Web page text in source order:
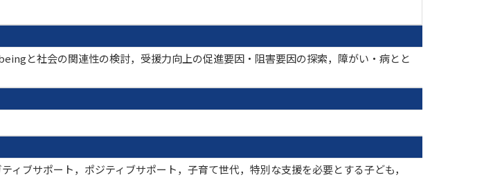
と社会の関連性の検討，受援力向上の促進要因・阻害要因の探索，障がい・病とと
ブサポート，ポジティブサポート，子育て世代，特別な支援を必要とする子ども，